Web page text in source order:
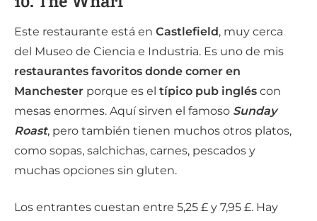
Este restaurante está en Castlefield, muy cerca
del Museo de Ciencia e Industria. Es uno de mis
restaurantes favoritos donde comer en
Manchester porque es el típico pub inglés con
mesas enormes. Aquí sirven el famoso Sunday
Roast, pero también tienen muchos otros platos,
como sopas, salchichas, carnes, pescados y
muchas opciones sin gluten.
Los entrantes cuestan entre 5,25 £ y 7,95 £. Hay